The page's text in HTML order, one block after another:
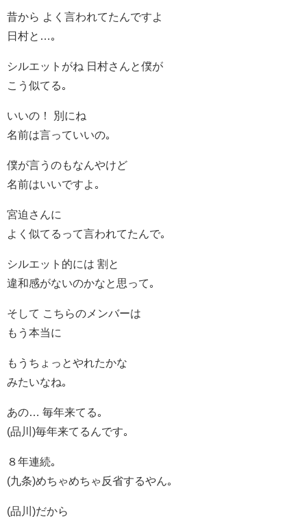
昔から よく言われてたんですよ
日村と…｡
シルエットがね 日村さんと僕が
こう似てる｡
いいの！ 別にね
名前は言っていいの｡
僕が言うのもなんやけど
名前はいいですよ｡
宮迫さんに
よく似てるって言われてたんで｡
シルエット的には 割と
違和感がないのかなと思って｡
そして こちらのメンバーは
もう本当に
もうちょっとやれたかな
みたいなね｡
あの… 毎年来てる｡
(品川)毎年来てるんです｡
８年連続｡
(九条)めちゃめちゃ反省するやん｡
(品川)だから